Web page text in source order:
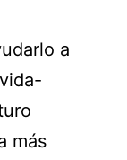
a
más